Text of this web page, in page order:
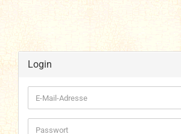
Login
E-
Mail-
Adresse
Passwort